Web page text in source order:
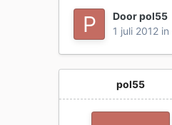
Doorpol55
1 juli 2012 in
pol55